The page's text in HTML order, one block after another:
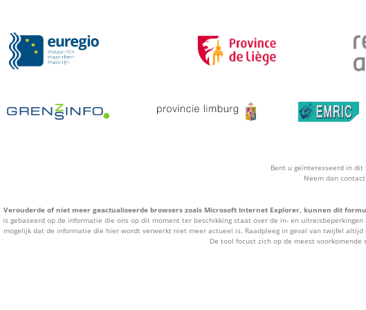
Bent u geïnteresseerd in
Neem dan
Verouderde of niet meer geactualiseerde browsers zoals Microsoft Internet Explorer, kunnen dit
is gebaseerd op de informatie die ons op dit moment ter beschikking staat over de in- en
mogelijk dat de informatie die hier wordt verwerkt niet meer actueel is. Raadpleeg in geval van twijfel
De tool focust zich op de meest